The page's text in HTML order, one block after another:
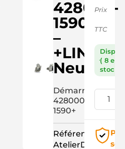
428000-
1590+
–
+LINE
Neuf
Démarreur
428000-
1590+
Référence
AtelierD
Prix
TTC
( 8 en
stock )